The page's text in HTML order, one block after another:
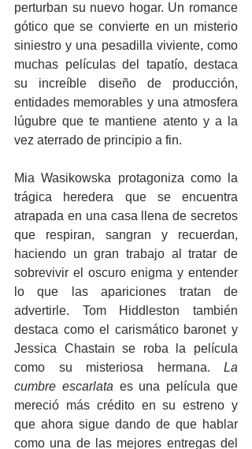
perturban su nuevo hogar. Un romance
gótico que se convierte en un misterio
siniestro y una pesadilla viviente, como
muchas películas del tapatío, destaca
su increíble diseño de producción,
entidades memorables y una atmosfera
lúgubre que te mantiene atento y a la
vez aterrado de principio a fin.
Mia Wasikowska protagoniza como la
trágica heredera que se encuentra
atrapada en una casa llena de secretos
que respiran, sangran y recuerdan,
haciendo un gran trabajo al tratar de
sobrevivir el oscuro enigma y entender
lo que las apariciones tratan de
advertirle. Tom Hiddleston también
destaca como el carismático baronet y
Jessica Chastain se roba la película
como su misteriosa hermana. La
cumbre escarlata es una película que
mereció más crédito en su estreno y
que ahora sigue dando de que hablar
como una de las mejores entregas del